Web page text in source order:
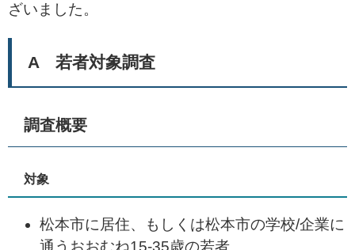
ざいました。
A 若者対象調査
調査概要
対象
松本市に居住、もしくは松本市の学校/企業に
通うおおむね15-35歳の若者